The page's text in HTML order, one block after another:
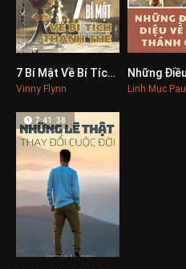
07 Bí Mật Về Bí Tích Thánh Thể
Vinny Flynn Linh Mục Paul
7:41:38